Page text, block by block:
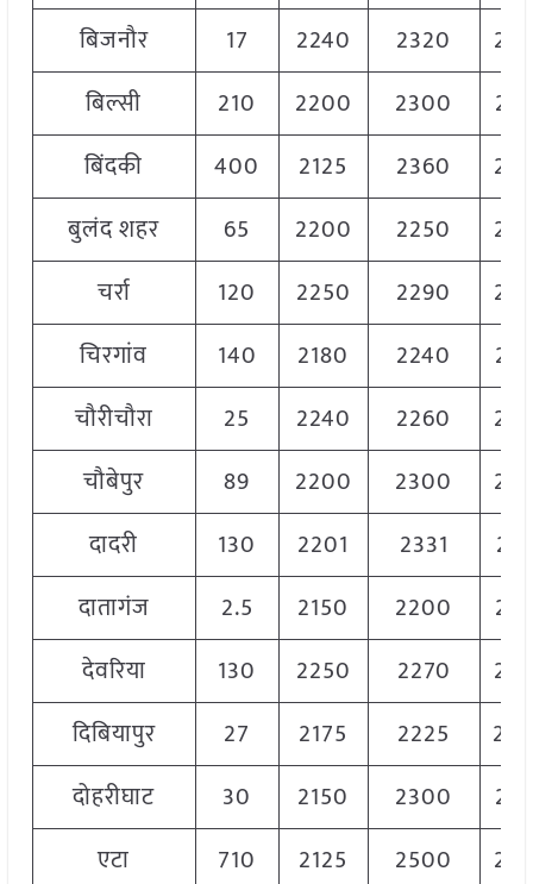
बिजनौर
17 2240 2320
बिल्सी
210 2200 2300
बिंदकी
400 2125 2360
बुलंद शहर
65 2200 2250
चर्रा
120 2250 2290
चिरगांव
140 2180 2240
चौरीचौरा
25 2240 2260
चौबेपुर
89 2200 2300
दादरी
130 2201 2331
दातागंज
2.5 2150 2200
देवरिया
130 2250 2270
दिबियापुर
27 2175 2225
दोहरीघाट
30 2150 2300
एटा
710 2125 2500